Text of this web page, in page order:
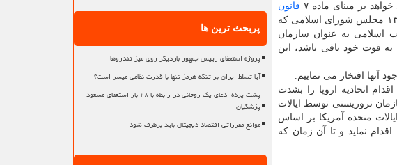
بر مبنای ماده ۷
قانون
اقدام متقابل در مقابل اعلام سپاه پاسداران به عنوان سازمان تروریستی توسط ایالات متحده آمریکا مصوب ۱۳۹۸/۲/۳ مجلس شورای اسلامی که
اسلامی به عنوان سازمان
به قوت خود باقی باشد، این
آنها افتخار می نماییم.
اتحادیه اروپا را بشدت
بعنوان سازمان تروریستی توسط ایالات
ایالات متحده آمریکا بر اساس
نماید و تا آن زمان که
پربحث ترین ها
پروژه استعفای رییس جمهور باردیگر روی میز تندروها
آیا تسلط ایران بر تنگه هرمز تنها با قدرت نظامی میسر است؟
پشت پرده ادعای یک روحانی در رابطه با ۲۸ بار استعفای مسعود
پزشکیان
موانع مقرراتی اقتصاد دیجیتال باید برطرف شود